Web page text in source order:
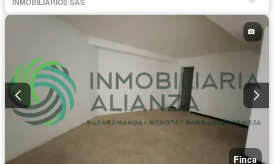
Finca